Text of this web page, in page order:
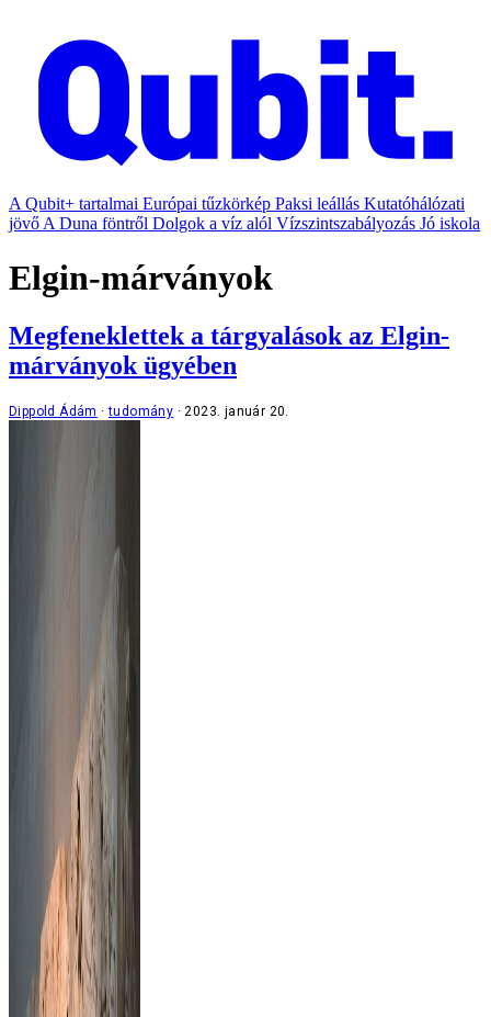
A Qubit+ tartalmai Európai tűzkörkép Paksi leállás Kutatóhálózati
jövő A Duna föntről Dolgok a víz alól Vízszintszabályozás Jó iskola
Elgin-márványok
Megfeneklettek a tárgyalások az Elgin-
márványok ügyében
Dippold Ádám tudomány 2023. január 20.